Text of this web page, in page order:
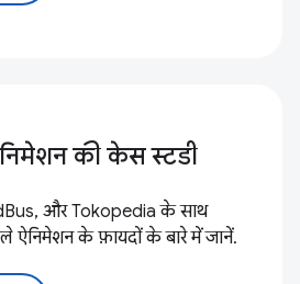
की केस स्टडी
और Tokopedia के साथ
ऐनिमेशन के फ़ायदों के बारे में जानें.